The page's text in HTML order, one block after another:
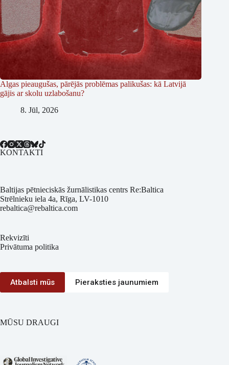
Algas pieaugušas, pārējās problēmas palikušas: kā Latvijā
gājis ar skolu uzlabošanu?
8. Jūl, 2026
KONTAKTI
Baltijas pētnieciskās žurnālistikas centrs Re:Baltica
Strēlnieku iela 4a, Rīga, LV-1010
rebaltica@rebaltica.com
Rekvizīti
Privātuma politika
Atbalsti mūs Pieraksties jaunumiem
MŪSU DRAUGI